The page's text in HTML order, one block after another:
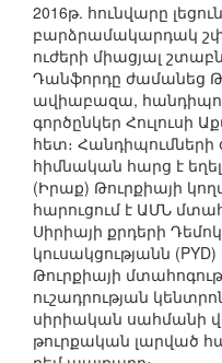
2016թ. հունվարը
բարձրամակարդակ
ուժերի միացյալ
Դանֆորդը ժամանեց
ավիաբազա,
գործընկեր Հուլուսի
հետ։ Հանդիպումների
հիմնական հարց է
(Իրաք) Թուրքիայի
հարուցում է ԱՄՆ
Սիրիայի քրդերի
կուսակցությանն
Թուրքիայի
ուշադրության
սիրիական սահմանի
թուրքական լարված